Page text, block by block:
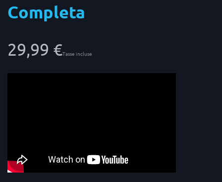
Completa
29,99 €Tasse incluse